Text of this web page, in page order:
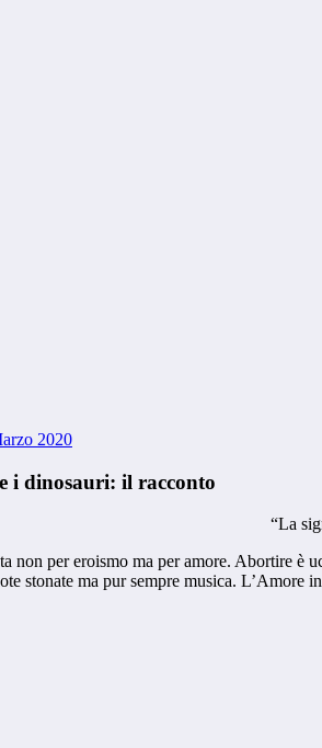
2020
i dinosauri: il racconto
“La
per eroismo ma per amore. Abortire è
stonate ma pur sempre musica. L’Amore